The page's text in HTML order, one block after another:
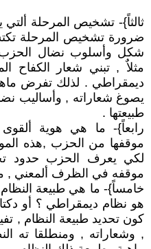
ثالثاً}- تشخيص المرحلة
ضرورة تشخيص المرحلة
شكل وأسلوب نضال
مثلاٌ , تبني شعار الكفاح
ديمقراطي . لذلك تفرض
يصوغ شعاراته , وأساليب
طبيعتها .
رابعاً}- ما هي هوية
موقفها من الحزب ,هذه
لكي يعرف الحزب حدود
موقفه في الظرف ألمعني ,
خامساً}- ما هي طبيعة
هو نظام ديمقراطي ؟ أو
كون تحديد طبيعة النظام ,
, وشعاراته , ومنطلقا ته